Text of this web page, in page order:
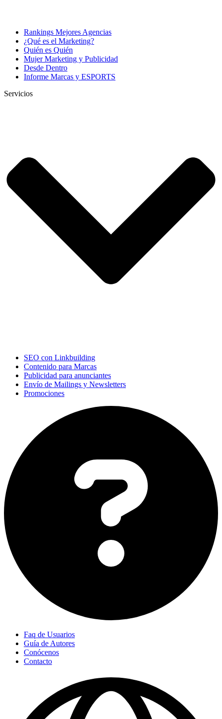
Rankings Mejores Agencias
¿Qué es el Marketing?
Quién es Quién
Mujer Marketing y Publicidad
Desde Dentro
Informe Marcas y ESPORTS
Servicios
SEO con Linkbuilding
Contenido para Marcas
Publicidad para anunciantes
Envío de Mailings y Newsletters
Promociones
Faq de Usuarios
Guía de Autores
Conócenos
Contacto